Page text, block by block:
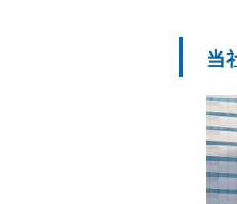
当